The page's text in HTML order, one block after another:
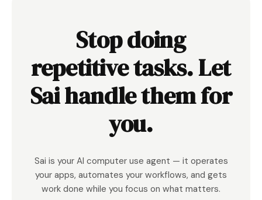
Stop doing
repetitive tasks. Let
Sai handle them for
you.
Sai is your AI computer use agent — it operates
your apps, automates your workflows, and gets
work done while you focus on what matters.